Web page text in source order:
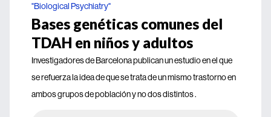
"Biological Psychiatry"
Bases genéticas comunes del
TDAH en niños y adultos
Investigadores de Barcelona publican un estudio en el que
se refuerza la idea de que se trata de un mismo trastorno en
ambos grupos de población y no dos distintos .